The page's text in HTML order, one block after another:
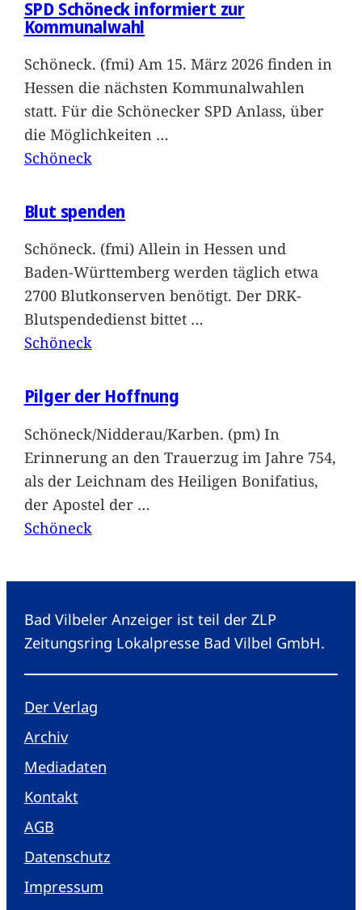
SPD Schöneck informiert zur
Kommunalwahl
Schöneck. (fmi) Am 15. März 2026 finden in
Hessen die nächsten Kommunalwahlen
statt. Für die Schönecker SPD Anlass, über
die Möglichkeiten …
Schöneck
Blut spenden
Schöneck. (fmi) Allein in Hessen und
Baden-Württemberg werden täglich etwa
2700 Blutkonserven benötigt. Der DRK-
Blutspendedienst bittet …
Schöneck
Pilger der Hoffnung
Schöneck/Nidderau/Karben. (pm) In
Erinnerung an den Trauerzug im Jahre 754,
als der Leichnam des Heiligen Bonifatius,
der Apostel der …
Schöneck
Bad Vilbeler Anzeiger ist teil der ZLP
Zeitungsring Lokalpresse Bad Vilbel GmbH.
Der Verlag
Archiv
Mediadaten
Kontakt
AGB
Datenschutz
Impressum